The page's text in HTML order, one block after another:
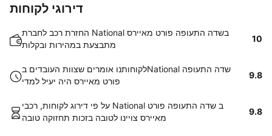
דירוגי לקוחות
החזרת רכב לחברת National בשדה התעופה פורט מאיירס
מתבצעת במהירות ובקלות
10
לקוחותנו אומרים שצוות העובדים בNational שדה התעופה
פורט מאיירס היה יעיל למדי
9.8
על פי דירוג לקוחות, רכבי National ב שדה התעופה פורט
מאיירס צויינו לטובה בזכות תחזוקה טובה
9.8